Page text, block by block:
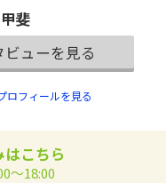
斐
ビューを見る
ロフィールを見る
こちら
～18:00